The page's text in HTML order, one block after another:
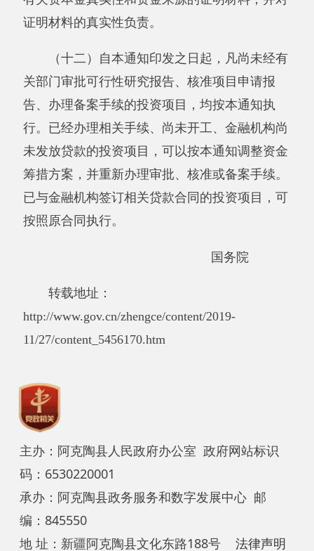
主办：阿克陶县人民政府办公室 政府网站标识
码：6530220001
承办：阿克陶县政务服务和数字发展中心 邮
编：845550
地 址：新疆阿克陶县文化东路188号 法律声明
中国互联网举报中心
12003422号
关于我们